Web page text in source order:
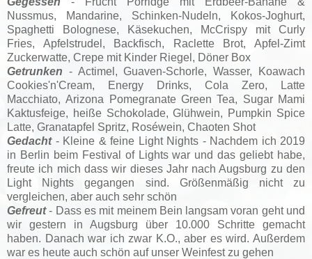
Nussmus, Mandarine, Schinken-Nudeln, Kokos-Joghurt,
Spaghetti Bolognese, Käsekuchen, McCrispy mit Curly
Fries, Apfelstrudel, Backfisch, Raclette Brot, Apfel-Zimt
Zuckerwatte, Crepe mit Kinder Riegel, Döner Box
Getrunken - Actimel, Guaven-Schorle, Wasser, Koawach
Cookies'n'Cream, Energy Drinks, Cola Zero, Latte
Macchiato,Arizona Pomegranate Green Tea, Sugar Mami
Kaktusfeige, heiße Schokolade, Glühwein, Pumpkin Spice
Latte, Granatapfel Spritz, Roséwein, Chaoten Shot
Gedacht- Kleine & feine Light Nights - Nachdem ich 2019
in Berlin beim Festival of Lights war und das geliebt habe,
freute ich mich dass wir dieses Jahr nach Augsburg zu den
Light Nights gegangen sind. Größenmäßig nicht zu
vergleichen, aber auch sehr schön
Gefreut- Dass es mit meinem Bein langsam voran geht und
wir gestern in Augsburg über 10.000 Schritte gemacht
haben. Danach war ich zwar K.O., aber es wird. Außerdem
war es heute auch schön auf unser Weinfest zu gehen